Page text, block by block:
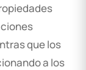
que los
a los